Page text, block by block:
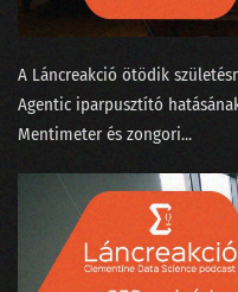
108 -
104 - Tavaszi
A Láncreakció ötödik
Agentic iparpusztító
Mentimeter és zongori...